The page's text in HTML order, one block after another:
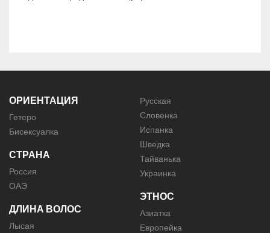
ОРИЕНТАЦИЯ
Гетеро
Бисексуалка
СТРАНА
Россия
ОАЭ
ДЛИНА ВОЛОС
Лысая
Русская
Словенка
Испанка
Шведка
Тайванька
Украинка
ЭТНОС
Азиатка
Европейка